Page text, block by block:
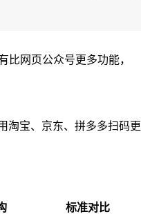
比网页公众号更多功能，
淘宝、京东、拼多多扫码更
标准对比